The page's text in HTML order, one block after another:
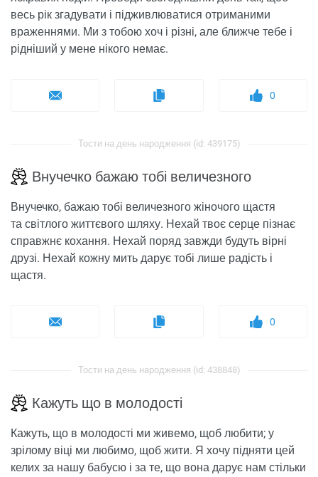
весь рік згадувати і підживлюватися отриманими
враженнями. Ми з тобою хоч і різні, але ближче тебе і
рідніший у мене нікого немає.
0
Тости на день народження (id: 439175)
Внучечко бажаю тобі величезного
Внучечко, бажаю тобі величезного жіночого щастя
та світлого життєвого шляху. Нехай твоє серце пізнає
справжнє кохання. Нехай поряд завжди будуть вірні
друзі. Нехай кожну мить дарує тобі лише радість і
щастя.
0
Тости на день народження (id: 438848)
Кажуть що в молодості
Кажуть, що в молодості ми живемо, щоб любити; у
зрілому віці ми любимо, щоб жити. Я хочу підняти цей
келих за нашу бабусю і за те, що вона дарує нам стільки